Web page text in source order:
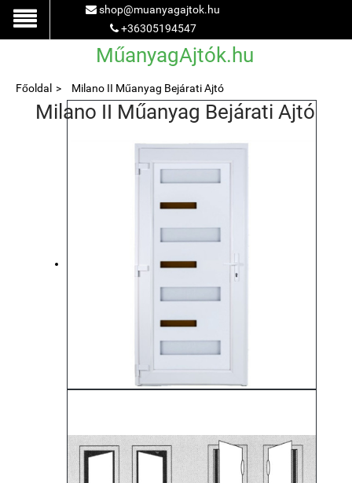
shop@muanyagajtok.hu
+36305194547
MűanyagAjtók.hu
Főoldal Milano II Műanyag Bejárati Ajtó
Milano II Műanyag Bejárati Ajtó